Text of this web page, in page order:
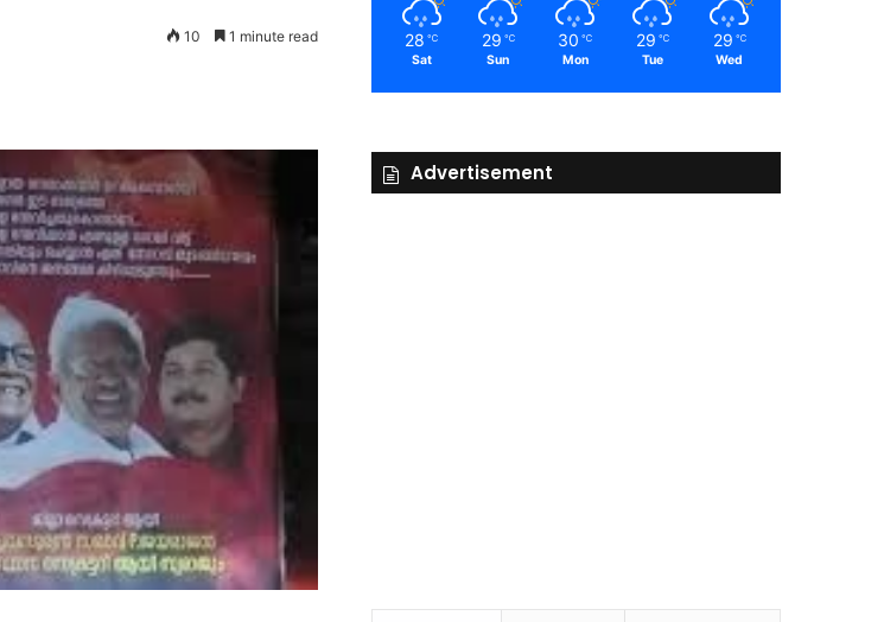
10 1 minute read 28 ℃
Sat
29 ℃
Sun
30 ℃
Mon
29 ℃
Tue
29 ℃
Wed
Advertisement